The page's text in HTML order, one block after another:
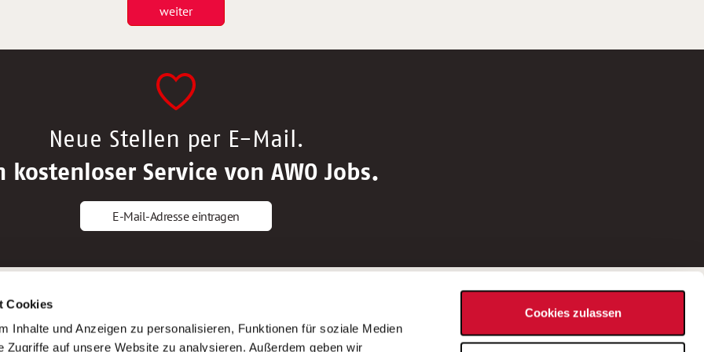
Cookies
Inhalte und Anzeigen zu personalisieren, Funktionen für soziale Medien
Zugriffe auf unsere Website zu analysieren. Außerdem geben wir
Cookies zulassen
weiter
Neue Stellen per E-Mail.
kostenloser Service von AWO Jobs.
E-Mail-Adresse eintragen
Altenpfleger*in
Krankenpfleger*in
AWO Gliederungen nach Bundesland
Stellenangebote nach Bundesländern